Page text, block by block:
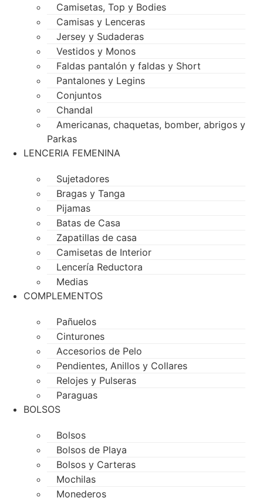
Camisetas, Top y Bodies
Camisas y Lenceras
Jersey y Sudaderas
Vestidos y Monos
Faldas pantalón y faldas y Short
Pantalones y Legins
Conjuntos
Chandal
Americanas, chaquetas, bomber, abrigos y
Parkas
LENCERIA FEMENINA
Sujetadores
Bragas y Tanga
Pijamas
Batas de Casa
Zapatillas de casa
Camisetas de Interior
Lencería Reductora
Medias
COMPLEMENTOS
Pañuelos
Cinturones
Accesorios de Pelo
Pendientes, Anillos y Collares
Relojes y Pulseras
Paraguas
BOLSOS
Bolsos
Bolsos de Playa
Bolsos y Carteras
Mochilas
Monederos